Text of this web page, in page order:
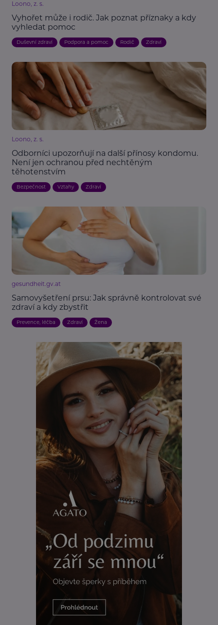
Loono, z. s.
Vyhořet může i rodič. Jak poznat příznaky a kdy
vyhledat pomoc
Duševní zdraví Podpora a pomoc Rodič Zdraví
Loono, z. s.
Odborníci upozorňují na další přínosy kondomu.
Není jen ochranou před nechtěným
těhotenstvím
Bezpečnost Vztahy Zdraví
gesundheit.gv.at
Samovyšetření prsu: Jak správně kontrolovat své
zdraví a kdy zbystřit
Prevence, léčba Zdraví Žena